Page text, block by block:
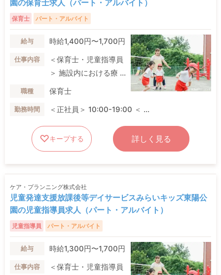
園の保育士求人（パート・アルバイト）
保育士 パート・アルバイト
給与 時給1,400円〜1,700円
仕事内容
＜保育士・児童指導員
＞ 施設内における療 ...
職種 保育士
勤務時間 ＜正社員＞ 10:00-19:00 ＜ ...
キープする 詳しく見る
ケア・プランニング株式会社
児童発達支援放課後等デイサービスみらいキッズ東陽公
園の児童指導員求人（パート・アルバイト）
児童指導員 パート・アルバイト
給与 時給1,300円〜1,700円
仕事内容
＜保育士・児童指導員